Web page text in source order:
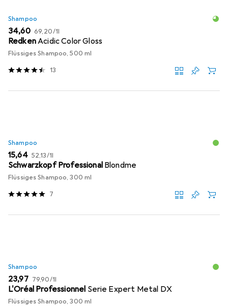
Shampoo
EUR
34,60 EUR
69,20/1l
RedkenAcidic Color Gloss
Flüssiges Shampoo, 500 ml
13
Shampoo
EUR
15,64 EUR
52,13/1l
Schwarzkopf Professional Blondme
Flüssiges Shampoo, 300 ml
7
Shampoo
EUR
23,97 EUR
79,90/1l
L'Oréal Professionnel Serie Expert Metal DX
Flüssiges Shampoo, 300 ml